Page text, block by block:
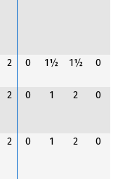
2 0 1½ 1½ 0
2 0 1 2 0
2 0 1 2 0